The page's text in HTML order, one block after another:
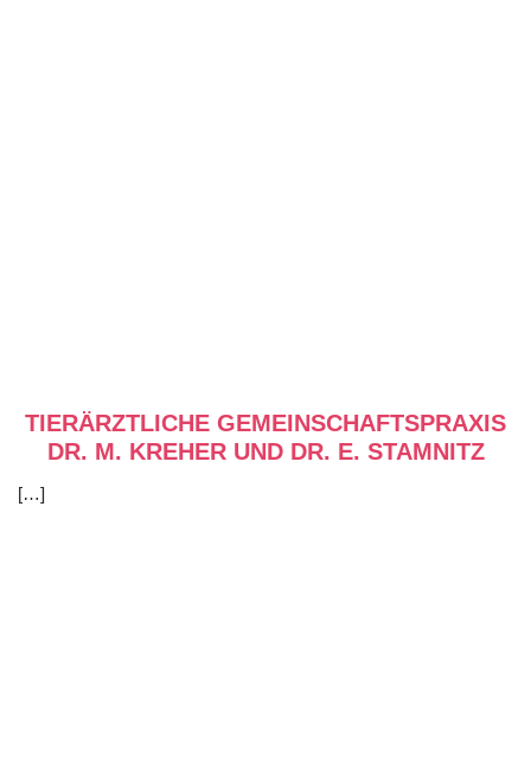
TIERÄRZTLICHE GEMEINSCHAFTSPRAXIS
DR. M. KREHER UND DR. E. STAMNITZ
[…]